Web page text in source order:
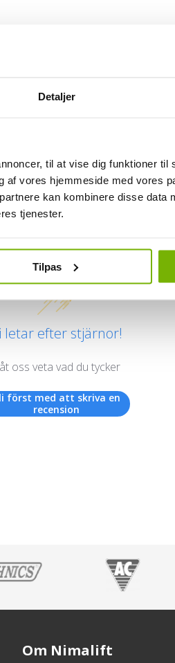
Detaljer
til at vise dig funktioner til
vores hjemmeside med vores
kan kombinere disse data
tjenester.
Tilpas
Kundrecensioner
letar efter stjärnor!
oss veta vad du tycker
först med att skriva en
recension
Om Nimalift